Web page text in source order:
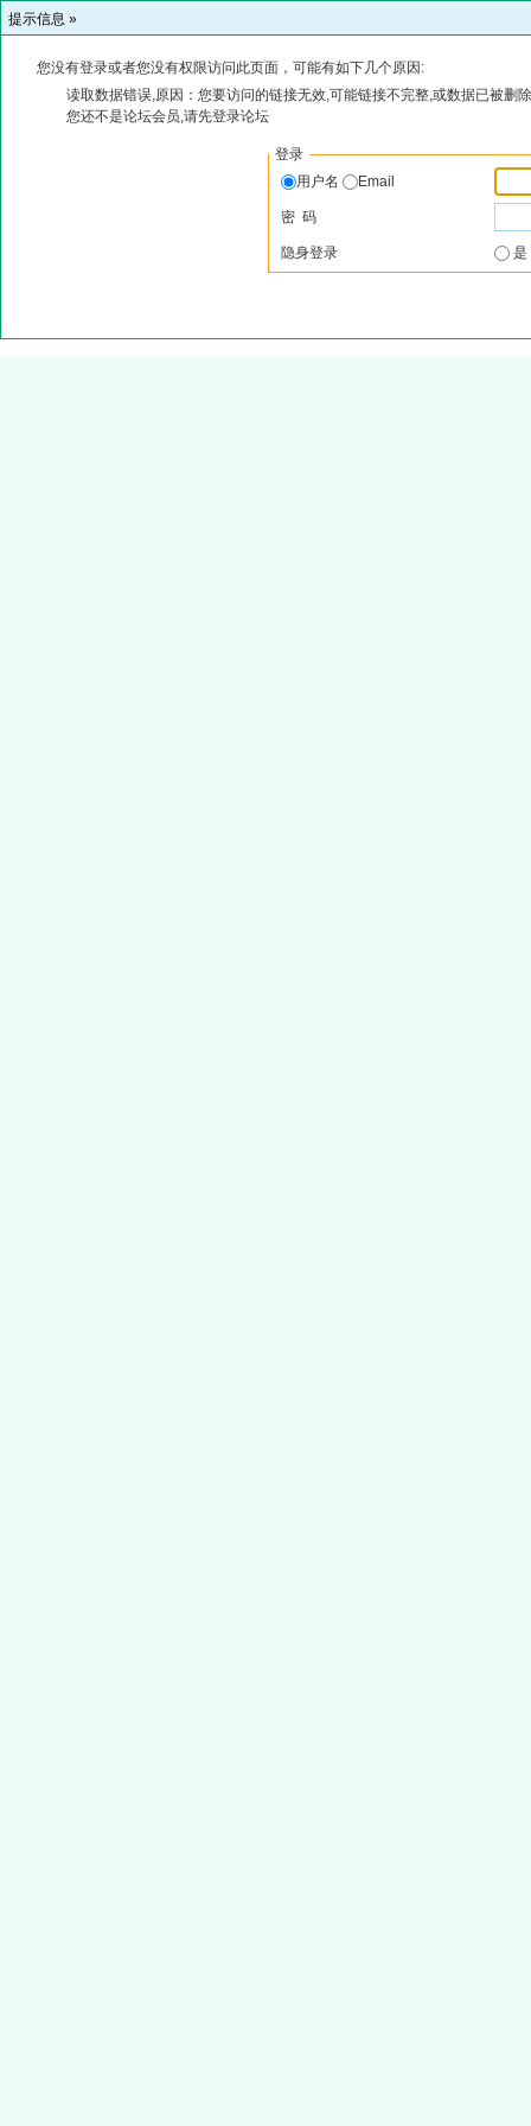
提示信息 »
您没有登录或者您没有权限访问此页面，可能有如下几个原因:
读取数据错误,原因：您要访问的链接无效,可能链接不完整,或数据已被删
您还不是论坛会员,请先登录论坛
登录
用户名
Email
密 码
隐身登录